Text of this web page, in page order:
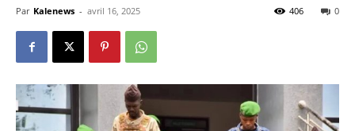
Par Kalenews - avril 16, 2025 0
406